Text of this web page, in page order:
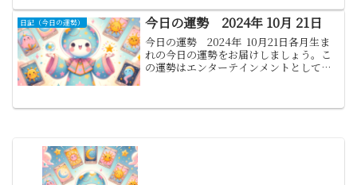
方向を示します。これらの指針が、あな
たの一日を導く灯火と...
日記（今日の運勢） 今日の運勢 2024年 10月 21日
今日の運勢 2024年 10月21日各月生ま
れの今日の運勢をお届けしましょう。こ
の運勢はエンターテインメントとしてお
ね。1月.山羊座:(12月22日 から 1月19日...